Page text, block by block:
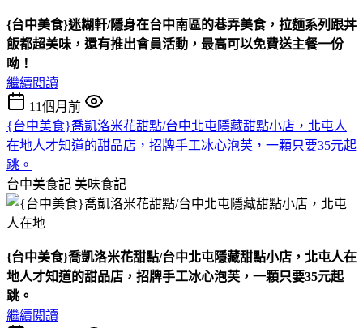
{台中美食}迷糊軒/隱身在台中南區的巷弄美食，拉麵系列跟丼
飯都超美味，還有推出會員活動，最高可以免費送主餐一份
呦！
繼續閱讀
11個月前
{台中美食}喬凱洛米花甜點/台中北屯隱藏甜點小店，北屯人
在地人才知道的甜品店，招牌手工冰心泡芙，一顆只要35元起
跳。
台中美食記 美味食記
{台中美食}喬凱洛米花甜點/台中北屯隱藏甜點小店，北屯人在
地人才知道的甜品店，招牌手工冰心泡芙，一顆只要35元起
跳。
繼續閱讀